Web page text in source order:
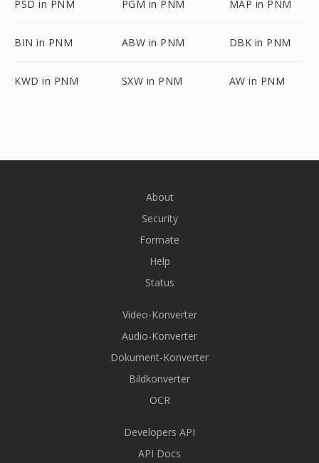
PSD in PNM PGM in PNM MAP in PNM
BIN in PNM ABW in PNM DBK in PNM
KWD in PNM SXW in PNM AW in PNM
About
Security
Formate
Help
Status
Video-Konverter
Audio-Konverter
Dokument-Konverter
Bildkonverter
OCR
Developers API
API Docs